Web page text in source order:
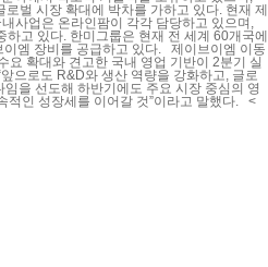
벌 시장 확대에 박차를 가하고 있다. 현재 제
사업은 온라인팜이 각각 담당하고 있으며,
고 있다. 한미그룹은 현재 전 세계 60개국에
엠 장비를 공급하고 있다. 제이브이엠 이동
요 확대와 견고한 국내 영업 기반이 2분기 실
으로도 R&D와 생산 역량을 강화하고, 글로
을 선도해 하반기에도 주요 시장 중심의 영
적인 성장세를 이어갈 것”이라고 말했다. <